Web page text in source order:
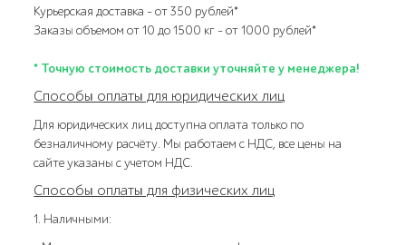
Курьерская доставка – от 350 рублей*
Заказы объемом от 10 до 1500 кг – от 1000 рублей*
* Точную стоимость доставки уточняйте у менеджера!
Способы оплаты для юридических лиц
Для юридических лиц доступна оплата только по
безналичному расчёту. Мы работаем с НДС, все цены на
сайте указаны с учетом НДС.
Способы оплаты для физических лиц
1. Наличными: